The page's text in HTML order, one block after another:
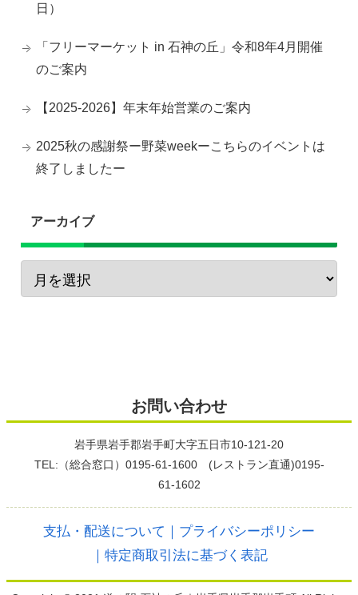
日）
「フリーマーケット in 石神の丘」令和8年4月開催
のご案内
【2025-2026】年末年始営業のご案内
2025秋の感謝祭ー野菜weekーこちらのイベントは
終了しましたー
アーカイブ
お問い合わせ
岩手県岩手郡岩手町大字五日市10-121-20
TEL:（総合窓口）0195-61-1600 (レストラン直通)0195-
61-1602
支払・配送について
｜プライバシーポリシー
｜特定商取引法に基づく表記